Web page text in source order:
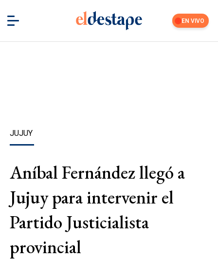
EN VIVO
JUJUY
Aníbal Fernández llegó a
Jujuy para intervenir el
Partido Justicialista
provincial